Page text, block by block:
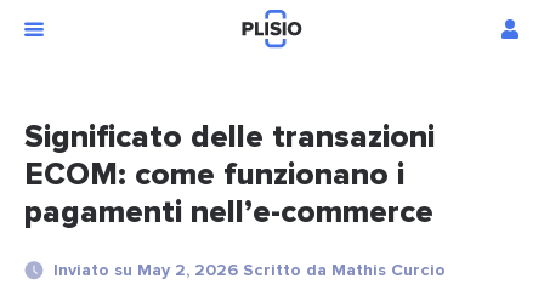
Significato delle transazioni
ECOM: come funzionano i
pagamenti nell’e-commerce
Inviato su May 2, 2026 Scritto da Mathis Curcio